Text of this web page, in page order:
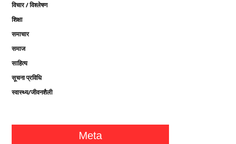
विचार / विश्लेषण
शिक्षा
समाचार
समाज
साहित्य
सूचना प्रविधि
स्वास्थ्य/जीवनशैली
Meta